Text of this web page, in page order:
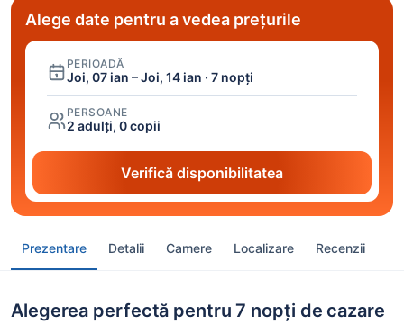
Alege date pentru a vedea prețurile
PERIOADĂ
Joi, 07 ian – Joi, 14 ian · 7 nopți
PERSOANE
2 adulți, 0 copii
Verifică disponibilitatea
Prezentare Detalii Camere Localizare Recenzii
Alegerea perfectă pentru 7 nopți de cazare